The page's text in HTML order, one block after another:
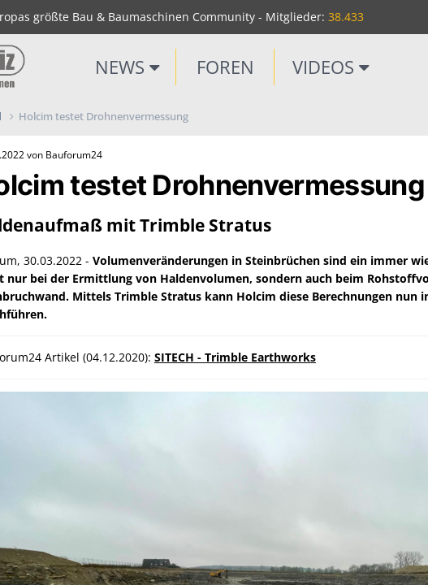
größte Bau & Baumaschinen Community - Mitglieder: 38.433
NEWS FOREN VIDEOS
Holcim testet Drohnenvermessung
von Bauforum24
testet Drohnenvermessung
mit Trimble Stratus
30.03.2022 - Volumenveränderungen in Steinbrüchen sind ein immer
nur bei der Ermittlung von Haldenvolumen, sondern auch beim
Mittels Trimble Stratus kann Holcim diese Berechnungen nun
Artikel (04.12.2020): SITECH - Trimble Earthworks